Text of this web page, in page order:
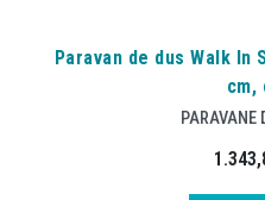
Paravan de dus Walk In
cm,
PARAVANE